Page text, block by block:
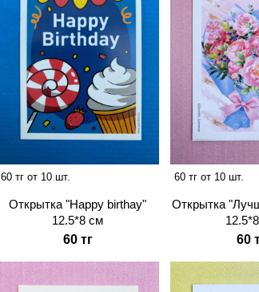
60 тг от 10 шт.
Открытка "Happy birthay"
12.5*8 cм
60 тг
60 тг от 10 шт.
Открытка
60